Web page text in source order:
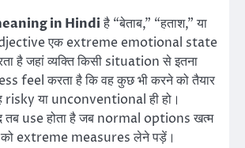
in Hindiहै “बेताब,” “हताश,” या
एक extreme emotional state
है जहां व्यक्ति किसी situation से इतना
feel करता है कि वह कुछ भी करने को तैयार
risky या unconventional ही हो।
तब use होता है जब normal options खत्म
को extreme measures लेने पड़ें।